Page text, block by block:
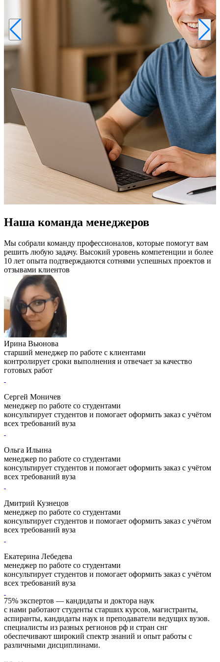
Наша команда менеджеров
Мы собрали команду профессионалов, которые помогут вам
решить любую задачу. Высокий уровень компетенции и более
10 лет опыта подтверждаются сотнями успешных проектов и
отзывами клиентов
Ирина Вьюнова
старший менеджер по работе с клиентами
контролирует сроки выполнения и отвечает за качество
готовых работ
Сергей Моничев
менеджер по работе со студентами
консультирует студентов и помогает оформить заказ с учётом
всех требований вуза
Ольга Ильина
менеджер по работе со студентами
консультирует студентов и помогает оформить заказ с учётом
всех требований вуза
Дмитрий Кузнецов
менеджер по работе со студентами
консультирует студентов и помогает оформить заказ с учётом
всех требований вуза
Екатерина Лебедева
менеджер по работе со студентами
консультирует студентов и помогает оформить заказ с учётом
всех требований вуза
75% экспертов — кандидаты и доктора наук
с нами работают студенты старших курсов, магистранты,
аспиранты, кандидаты наук и преподаватели ведущих вузов.
специалисты из разных регионов рф и стран снг
обеспечивают широкий спектр знаний и опыт работы с
различными дисциплинами.